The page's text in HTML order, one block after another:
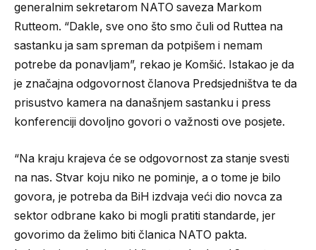
generalnim sekretarom NATO saveza Markom
Rutteom. “Dakle, sve ono što smo čuli od Ruttea na
sastanku ja sam spreman da potpišem i nemam
potrebe da ponavljam”, rekao je Komšić. Istakao je da
je značajna odgovornost članova Predsjedništva te da
prisustvo kamera na današnjem sastanku i press
konferenciji dovoljno govori o važnosti ove posjete.
“Na kraju krajeva će se odgovornost za stanje svesti
na nas. Stvar koju niko ne pominje, a o tome je bilo
govora, je potreba da BiH izdvaja veći dio novca za
sektor odbrane kako bi mogli pratiti standarde, jer
govorimo da želimo biti članica NATO pakta.